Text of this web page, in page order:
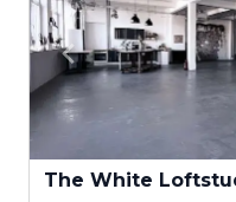
The White